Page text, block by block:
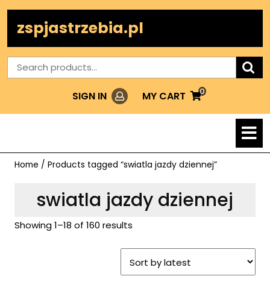
contentzspjastrzebia.pl
Search
for:
SIGN IN LoginMY CART
MY
0
Home / Products tagged “swiatla jazdy dziennej”
swiatla jazdy dziennej
Showing 1–18 of 160 results